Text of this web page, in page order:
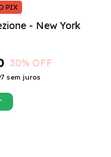
- New York
30% OFF
sem juros
PIX